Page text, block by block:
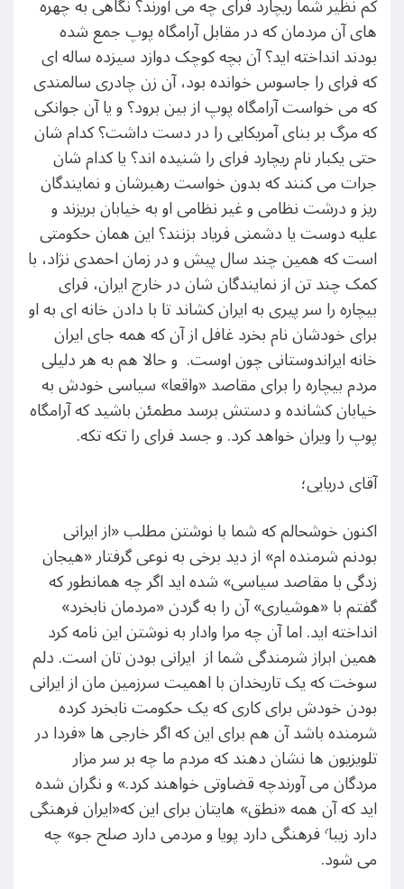
های آن مردمان که در مقابل آرامگاه پوپ جمع شده
بودند انداخته اید؟ آن بچه کوچک دوازد سیزده ساله ای
که فرای را جاسوس خوانده بود، آن زن چادری سالمندی
که می خواست آرامگاه پوپ از بین برود؟ و یا آن جوانکی
که مرگ بر بنای آمریکایی را در دست داشت؟ کدام شان
حتی یکبار نام ریچارد فرای را شنیده اند؟ یا کدام شان
جرات می کنند که بدون خواست رهبرشان و نمایندگان
ریز و درشت نظامی و غیر نظامی او به خیابان بریزند و
علیه دوست یا دشمنی فریاد بزنند؟ این همان حکومتی
است که همین چند سال پیش و در زمان احمدی نژاد، با
کمک چند تن از نمایندگان شان در خارج ایران، فرای
بیچاره را سر پیری به ایران کشاند تا با دادن خانه ای به او
برای خودشان نام بخرد غافل از آن که همه جای ایران
خانه ایراندوستانی چون اوست. و حالا هم به هر دلیلی
مردم بیچاره را برای مقاصد «واقعا» سیاسی خودش به
خیابان کشانده و دستش برسد مطمئن باشید که آرامگاه
پوپ را ویران خواهد کرد. و جسد فرای را تکه تکه.
آقای دریایی؛
اکنون خوشحالم که شما با نوشتن مطلب «از ایرانی
بودنم شرمنده ام» از دید برخی به نوعی گرفتار «هیجان
زدگی با مقاصد سیاسی» شده اید اگر چه همانطور که
گفتم با «هوشیاری» آن را به گردن «مردمان نابخرد»
انداخته اید. اما آن چه مرا وادار به نوشتن این نامه کرد
همین ابراز شرمندگی شما از ایرانی بودن تان است. دلم
سوخت که یک تاریخدان با اهمیت سرزمین مان از ایرانی
بودن خودش برای کاری که یک حکومت نابخرد کرده
شرمنده باشد آن هم برای این که اگر خارجی ها «فردا در
تلویزیون ها نشان دهند که مردم ما چه بر سر مزار
مردگان می آورندچه قضاوتی خواهند کرد.» و نگران شده
اید که آن همه «نطق» هایتان برای این که«ایران فرهنگی
دارد زیبا٬ فرهنگی دارد پویا و مردمی دارد صلح جو» چه
می شود.